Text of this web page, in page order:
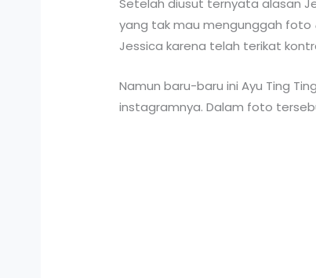
Setelah diusut ternyata alasan
yang tak mau mengunggah foto
Jessica karena telah terikat
Namun baru-baru ini Ayu Ting
instagramnya. Dalam foto